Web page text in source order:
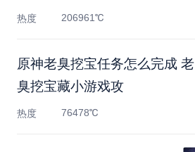
热度 206961℃
原神老臭挖宝任务怎么完成 老
臭挖宝藏小游戏攻
热度 76478℃